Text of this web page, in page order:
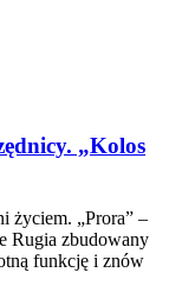
„Kolos
życiem. „Prora” –
Rugia zbudowany
funkcję i znów